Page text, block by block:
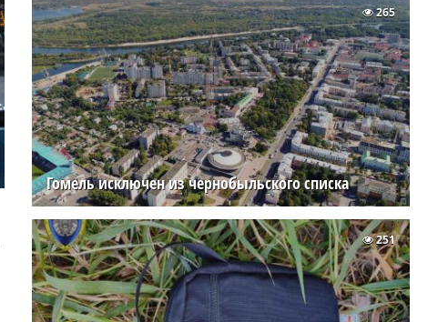
Гомель исключен из чернобыльского списка
265
251